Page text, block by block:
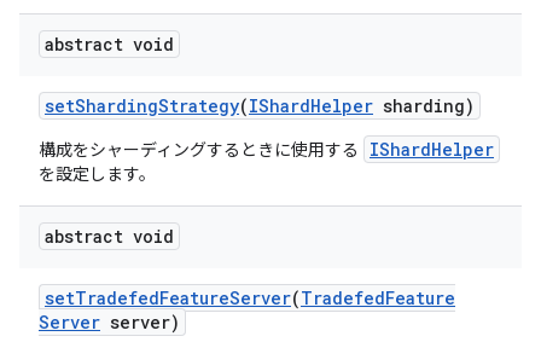
abstract void
setShardingStrategy(IShardHelper sharding)
構成をシャーディングするときに使用する IShardHelper
を設定します。
abstract void
setTradefedFeatureServer(TradefedFeature
Server server)